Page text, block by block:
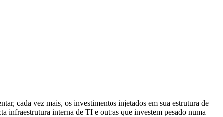
cada vez mais, os investimentos injetados em sua estrutura de
infraestrutura interna de TI e outras que investem pesado numa